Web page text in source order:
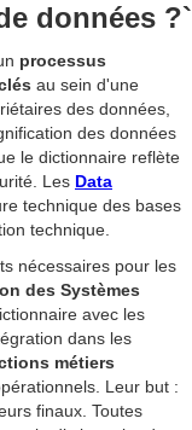
données ?`
processus
au sein d'une
des données,
des données
le dictionnaire reflète
Les Data
technique des bases
technique.
nécessaires pour les
des Systèmes
avec les
dans les
métiers
Leur but :
finaux. Toutes